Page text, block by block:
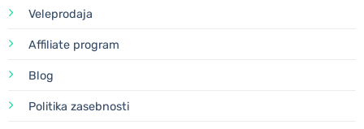
Veleprodaja
Affiliate program
Blog
Politika zasebnosti